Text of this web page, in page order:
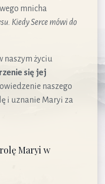
mnicha
Kiedy Serce mówi do
naszym życiu
się jej
naszego
i uznanie Maryi za
Maryi w